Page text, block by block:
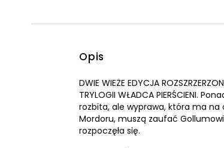
Opis
DWIE WIEŻE EDYCJA
TRYLOGII WŁADCA PIERŚCIENI.
rozbita, ale wyprawa, która ma na
Mordoru, muszą zaufać
rozpoczęła się.